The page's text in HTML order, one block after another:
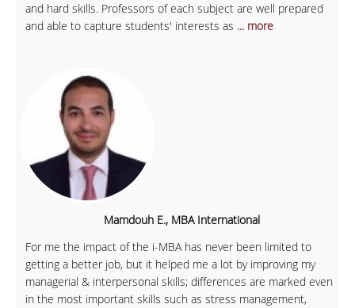
and hard skills. Professors of each subject are well prepared
and able to capture students' interests as ... more
Mamdouh E., MBA International
For me the impact of the i-MBA has never been limited to
getting a better job, but it helped me a lot by improving my
managerial & interpersonal skills; differences are marked even
in the most important skills such as stress management,